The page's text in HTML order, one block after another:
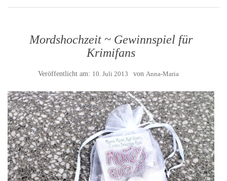
Mordshochzeit ~ Gewinnspiel für
Krimifans
Veröffentlicht am: 10. Juli 2013 von Anna-Maria